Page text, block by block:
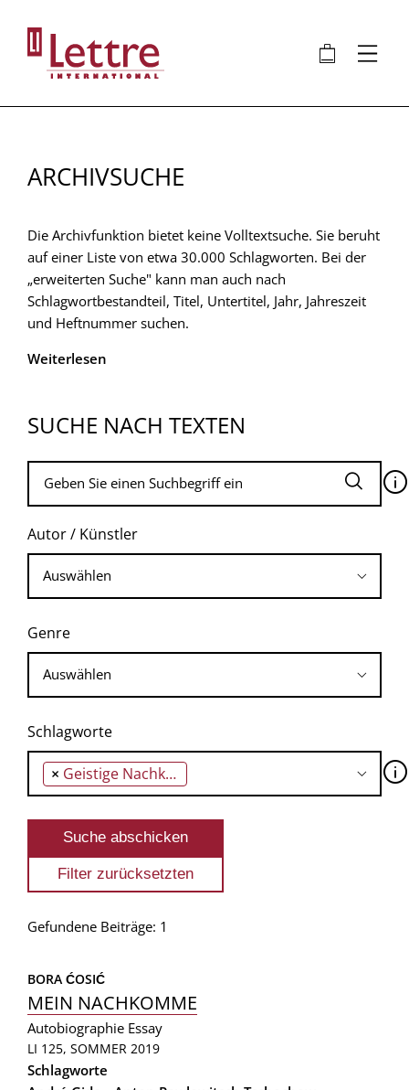
Inhalt
🛍 ⋮
ARCHIVSUCHE
Die Archivfunktion bietet keine Volltextsuche. Sie beruht
auf einer Liste von etwa 30.000 Schlagworten. Bei der
„erweiterten Suche" kann man auch nach
Schlagwortbestandteil, Titel, Untertitel, Jahr, Jahreszeit
und Heftnummer suchen.
Weiterlesen
SUCHE NACH TEXTEN
🛈
Autor / Künstler
Genre
Schlagworte
× Geistige Nachkommenschaft 🛈
Gefundene Beiträge: 1
BORA ĆOSIĆ
MEIN NACHKOMME
Autobiographie Essay
LI 125, SOMMER 2019
Schlagworte